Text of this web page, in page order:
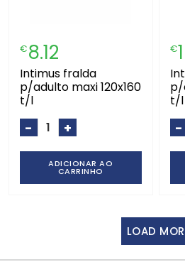
€8.12
intimus fralda
p/adulto maxi 120x160
t/l
- +
ADICIONAR AO
CARRINHO
€
intimus fralda
p/
t/l
-
LOAD